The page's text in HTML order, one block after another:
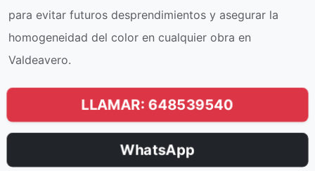
para evitar futuros desprendimientos y asegurar la
homogeneidad del color en cualquier obra en
Valdeavero.
LLAMAR: 648539540
WhatsApp